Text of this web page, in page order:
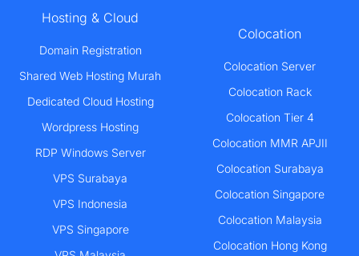
Hosting & Cloud
Domain Registration
Shared Web Hosting Murah
Dedicated Cloud Hosting
Wordpress Hosting
RDP Windows Server
VPS Surabaya
VPS Indonesia
VPS Singapore
Colocation
Colocation Server
Colocation Rack
Colocation Tier 4
Colocation MMR APJII
Colocation Surabaya
Colocation Singapore
Colocation Malaysia
Colocation Hong Kong